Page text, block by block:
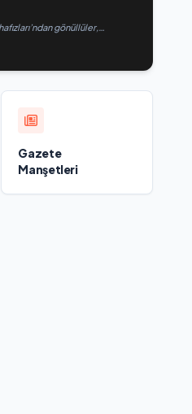
gönüllüler,
Gazete
Manşetleri